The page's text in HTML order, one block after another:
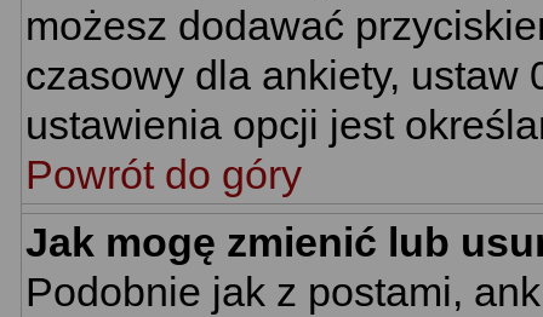
możesz dodawać
czasowy dla ankiety, ustaw
ustawienia opcji jest
Powrót do góry
Jak mogę zmienić lub
Podobnie jak z postami,